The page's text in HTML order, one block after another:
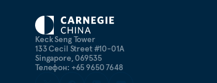
Keck Seng Tower
133 Cecil Street #10-01A
Singapore, 069535
Телефон: +65 9650 7648